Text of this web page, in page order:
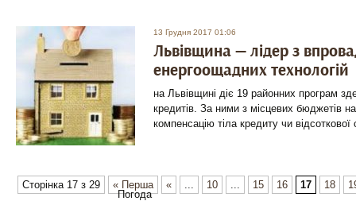
13 Грудня 2017 01:06
Львівщина — лідер з
енергоощадних технологій
на Львівщині діє 19 районних програм
кредитів. За ними з місцевих бюджетів
компенсацію тіла кредиту чи відсоткової
Сторінка 17 з 29 « Перша « ... 10 ... 15 16 17 18
Погода